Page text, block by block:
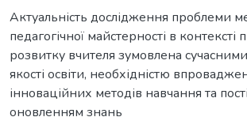
Актуальність дослідження проблеми
педагогічної майстерності в контексті
розвитку вчителя зумовлена
якості освіти, необхідністю
інноваційних методів навчання та
оновленням знань